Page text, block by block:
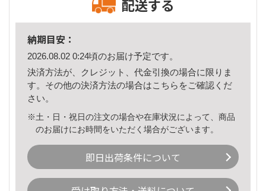
配送する
納期目安：
2026.08.02 0:24頃のお届け予定です。
決済方法が、クレジット、代金引換の場合に限りま
す。その他の決済方法の場合はこちら をご確認くだ
さい。
※土・日・祝日の注文の場合や在庫状況によって、商品
のお届けにお時間をいただく場合がございます。
即日出荷条件について